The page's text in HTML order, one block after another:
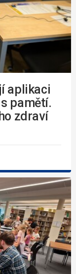
aplikaci
pamětí.
zdraví